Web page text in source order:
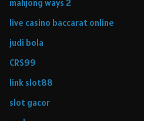
mahjong ways 2
live casino baccarat online
judi bola
CRS99
link slot88
slot gacor